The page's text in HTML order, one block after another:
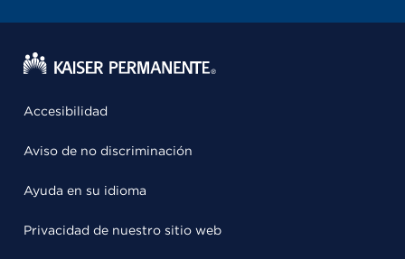
Accesibilidad
Aviso de no discriminación
Ayuda en su idioma
Privacidad de nuestro sitio web